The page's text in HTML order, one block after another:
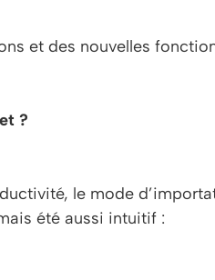
et des nouvelles
?
le mode
été aussi intuitif :